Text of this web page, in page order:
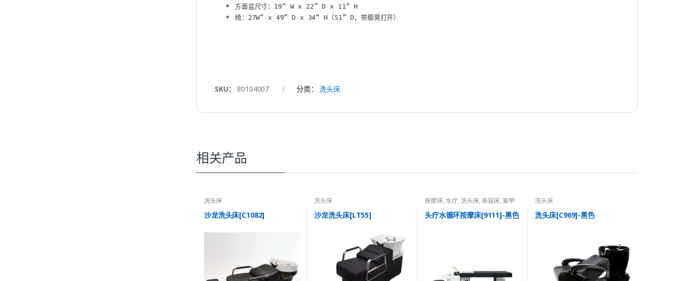
方面盆尺寸：19“ W x 22” D x 11“ H
椅：27W“ x 49” D x 34“ H（51” D，带脚凳打开）
SKU： 80104007 分类： 洗头床
相关产品
洗头床
沙龙洗头床[C1082]
洗头床
沙龙洗头床[LT55]
按摩床, 水疗, 洗头床,美容床,美甲
头疗水循环按摩床[9111]-黑色
洗头床
洗头床[C969]-黑色